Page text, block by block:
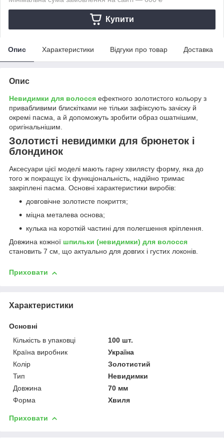
Купити
Опис Характеристики Відгуки про товар Доставка
Опис
Невидимки для волосся ефектного золотистого кольору з
привабливими блискітками не тільки зафіксують зачіску й
окремі пасма, а й допоможуть зробити образ ошатнішим,
оригінальнішим.
Золотисті невидимки для брюнеток і
блондинок
Аксесуари цієї моделі мають гарну хвилясту форму, яка до
того ж покращує їх функціональність, надійно тримає
закріплені пасма. Основні характеристики виробів:
довговічне золотисте покриття;
міцна металева основа;
кулька на короткій частині для полегшення кріплення.
Довжина кожної шпильки (невидимки) для волосся
становить 7 см, що актуально для довгих і густих локонів.
Приховати
Характеристики
Основні
Кількість в упаковці
100 шт.
Країна виробник
Україна
Колір
Золотистий
Тип
Невидимки
Довжина
70 мм
Форма
Хвиля
Приховати